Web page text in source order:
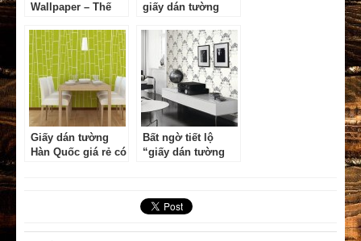
Wallpaper – Thế
tường
giấy dán tường
Giấy dán tường
Hàn Quốc giá rẻ có
Bất ngờ tiết lộ
“giấy dán tường